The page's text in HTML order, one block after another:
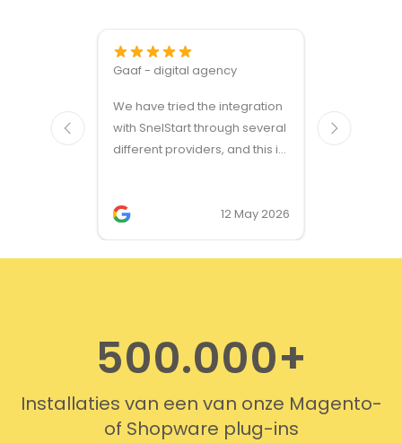
Gaaf - digital agency
We have tried the integration
with SnelStart through several
different providers, and this is
two occasions, and it was
provided quickly and
professionally. We do
12 May 2026
modules
500.000+
Installaties van een van onze Magento-
of Shopware plug-ins